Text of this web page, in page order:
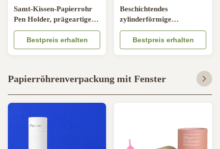
Samt-Kissen-Papierrohr
Pen Holder, prägeartige
Pappzylinder mit Deckeln
Bestpreis erhalten
Beschichtendes
zylinderförmige
Pappröhre-
Bestpreis erhalten
Papierröhrenverpackung mit Fenster